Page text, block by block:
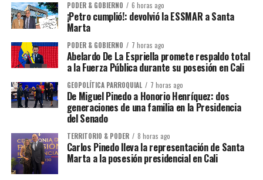
PODER & GOBIERNO 6 horas ago
¡Petro cumplió!: devolvió la ESSMAR a Santa
Marta
PODER & GOBIERNO 7 horas ago
Abelardo De La Espriella promete respaldo total
a la Fuerza Pública durante su posesión en Cali
GEOPOLÍTICA PARROQUIAL 7 horas ago
De Miguel Pinedo a Honorio Henríquez: dos
generaciones de una familia en la Presidencia
del Senado
TERRITORIO & PODER 8 horas ago
Carlos Pinedo lleva la representación de Santa
Marta a la posesión presidencial en Cali